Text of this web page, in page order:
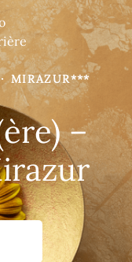
· MIRAZUR***
–